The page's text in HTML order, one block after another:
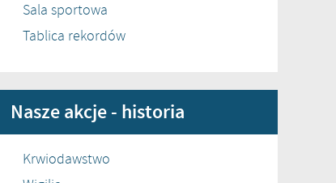
Sala sportowa
Tablica rekordów
Nasze akcje - historia
Krwiodawstwo